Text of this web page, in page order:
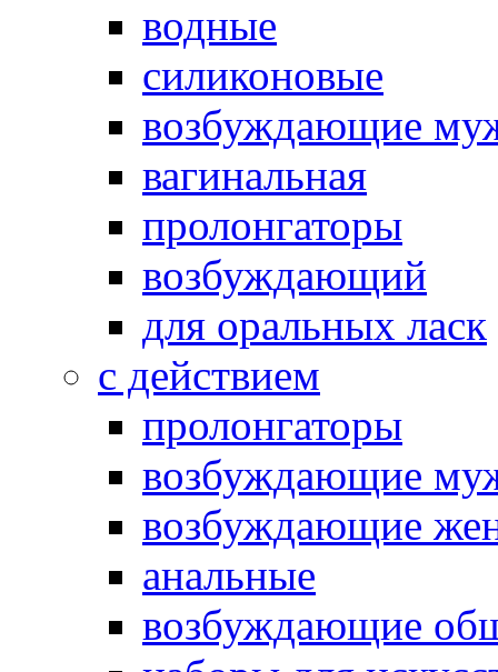
водные
силиконовые
возбуждающие
вагинальная
пролонгаторы
возбуждающий
для оральных ласк
с действием
пролонгаторы
возбуждающие
возбуждающие
анальные
возбуждающие